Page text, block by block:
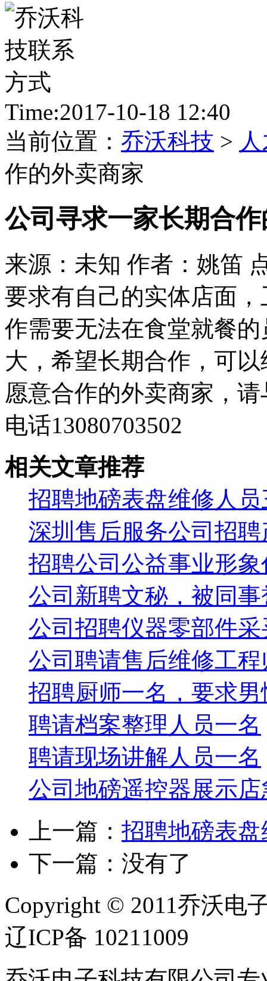
Time:2017-10-18 12:40
当前位置： 乔沃科技 >
作的外卖商家
公司寻求一家长期合
来源：未知 作者：姚笛
要求有自己的实体店面
作需要无法在食堂就餐
大，希望长期合作，可
愿意合作的外卖商家，
电话13080703502
相关文章推荐
招聘地磅表盘维修人员
深圳售后服务公司招
招聘公司公益事业形
公司新聘文秘，被同
公司招聘仪器零部件
公司聘请售后维修工
招聘厨师一名，要求男
聘请档案整理人员一名
聘请现场讲解人员一名
公司地磅遥控器展示
上一篇： 招聘地磅表
下一篇：没有了
Copyright © 2011乔沃电
辽ICP备 10211009